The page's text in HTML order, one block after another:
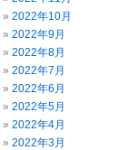
2022年10月
2022年9月
2022年8月
2022年7月
2022年6月
2022年5月
2022年4月
2022年3月